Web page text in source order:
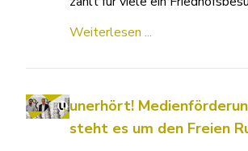
Weiterlesen ...
unerhört!
steht es um den Freien